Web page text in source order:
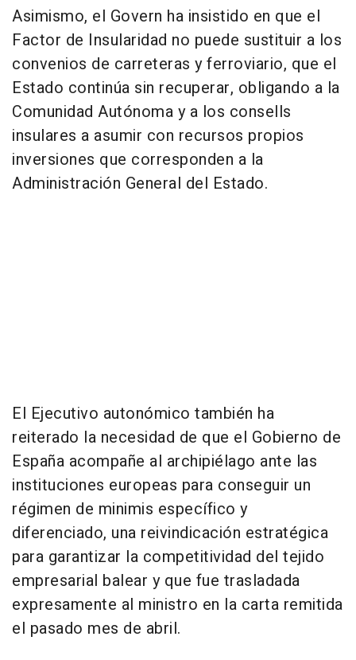
Asimismo, el Govern ha insistido en que el
Factor de Insularidad no puede sustituir a los
convenios de carreteras y ferroviario, que el
Estado continúa sin recuperar, obligando a la
Comunidad Autónoma y a los consells
insulares a asumir con recursos propios
inversiones que corresponden a la
Administración General del Estado.
El Ejecutivo autonómico también ha
reiterado la necesidad de que el Gobierno de
España acompañe al archipiélago ante las
instituciones europeas para conseguir un
régimen de minimis específico y
diferenciado, una reivindicación estratégica
para garantizar la competitividad del tejido
empresarial balear y que fue trasladada
expresamente al ministro en la carta remitida
el pasado mes de abril.